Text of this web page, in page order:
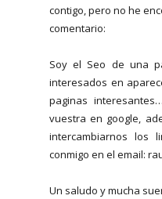
contigo, pero no he
comentario:
Soy el Seo de una
interesados en
paginas
vuestra en google,
intercambiarnos los
conmigo en el email:
Un saludo y mucha